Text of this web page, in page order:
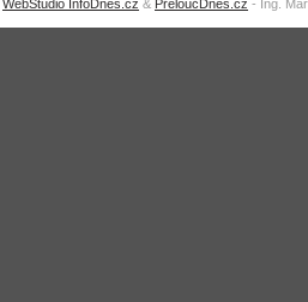
WebStudio InfoDnes.cz & PřeloučDnes.cz - Ing.